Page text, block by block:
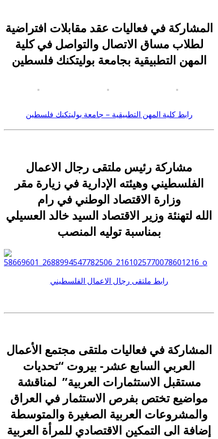
المشاركة في فعاليات عقد مقابلات افتراضية
لطلاب مساق الاتصال والتواصل في كلية
المهن التطبيقية بجامعة بوليتكنك فلسطين
رابط كلية المهن التطبيقية – جامعة بوليتكنك فلسطين
مشاركة رئيس ملتقى رجال الاعمال
الفلسطيني وهيئته الإدارية في زيارة مقر
وزارة الاقتصاد الوطني في رام
الله لتهنئة وزير الاقتصاد السيد خالد العسيلي
بمناسبة توليه المنصب
رابط ملتقى رجال الاعمال الفلسطيني
المشاركة في فعاليات ملتقى مجتمع الأعمال
العربي السابع عشر- بيروت “تحديات
مستقبل الاستثمارات العربية” لمناقشة
مواضيع تختص بفرص الاستثمار في العراق
والمشروعات العربية الصغيرة والمتوسطة
إضافة الى التمكين الاقتصادي للمرأة العربية